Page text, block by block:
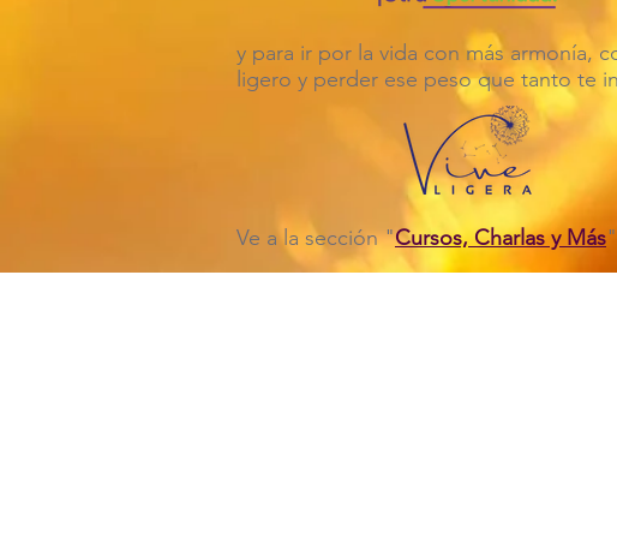
y para ir por la vida con más armonía,
ligero y perder ese peso que tanto te
Ve a la sección "Cursos, Charlas y Más
con la
¡Pero menos de 600 hablamos
Varias estamos aquí, listas para